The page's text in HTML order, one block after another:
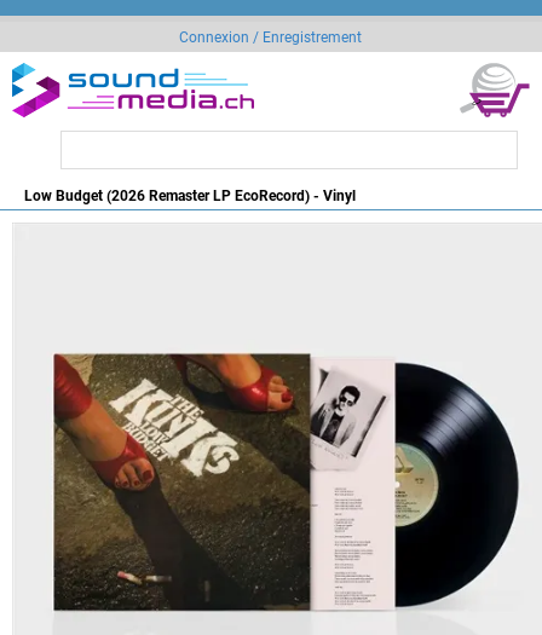
Connexion / Enregistrement
Low Budget (2026 Remaster LP EcoRecord) - Vinyl